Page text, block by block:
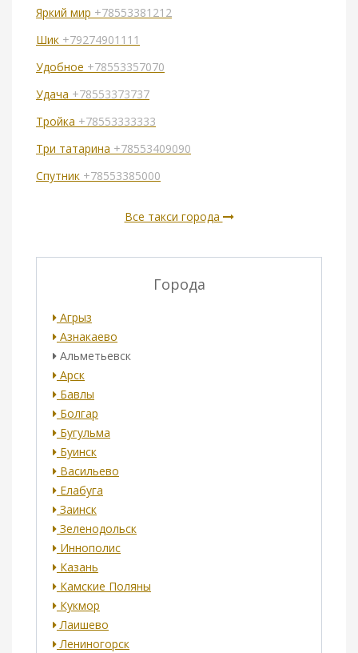
Яркий мир +78553381212
Шик +79274901111
Удобное +78553357070
Удача +78553373737
Тройка +78553333333
Три татарина +78553409090
Спутник +78553385000
Все такси города
Города
Агрыз
Азнакаево
Альметьевск
Арск
Бавлы
Болгар
Бугульма
Буинск
Васильево
Елабуга
Заинск
Зеленодольск
Иннополис
Казань
Камские Поляны
Кукмор
Лаишево
Лениногорск